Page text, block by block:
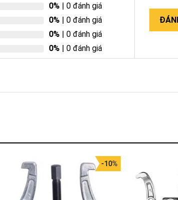
0% | 0 đánh giá
0% | 0 đánh giá
0% | 0 đánh giá
0% | 0 đánh giá
-10%